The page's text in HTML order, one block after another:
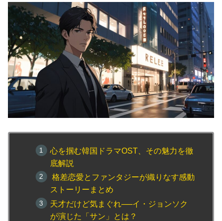
心を掴む韓国ドラマOST、その魅力を徹
底解説
格差恋愛とファンタジーが織りなす感動
ストーリーまとめ
天才だけど気まぐれ──イ・ジョンソク
が演じた「サン」とは？